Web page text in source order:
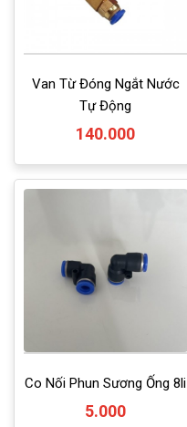
Van Từ Đóng Ngắt Nước
Tự Động
140.000
Co Nối Phun Sương Ống 8li
5.000